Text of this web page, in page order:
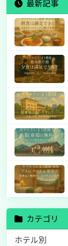
最新記事
カテゴリ
ホテル別